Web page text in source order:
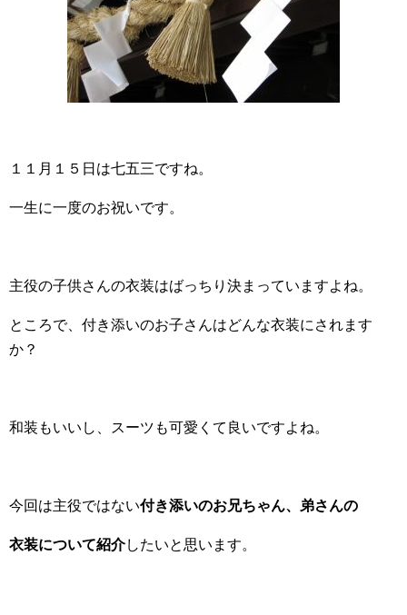
１１月１５日は七五三ですね。
一生に一度のお祝いです。
主役の子供さんの衣装はばっちり決まっていますよね。
ところで、付き添いのお子さんはどんな衣装にされます
か？
和装もいいし、スーツも可愛くて良いですよね。
今回は主役ではない付き添いのお兄ちゃん、弟さんの
衣装について紹介したいと思います。